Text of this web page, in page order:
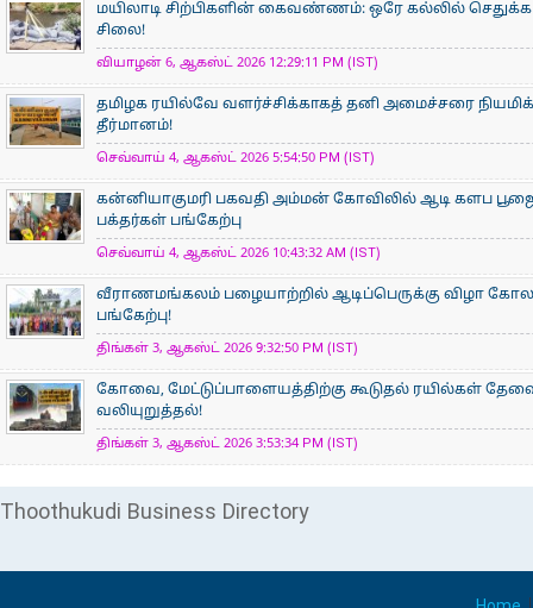
மயிலாடி சிற்பிகளின் கைவண்ணம்: ஒரே கல்லில்
சிலை!
வியாழன் 6, ஆகஸ்ட் 2026 12:29:11 PM (IST)
தமிழக ரயில்வே வளர்ச்சிக்காகத் தனி அமைச்சரை
தீர்மானம்!
செவ்வாய் 4, ஆகஸ்ட் 2026 5:54:50 PM (IST)
கன்னியாகுமரி பகவதி அம்மன் கோவிலில் ஆடி களப
பக்தர்கள் பங்கேற்பு
செவ்வாய் 4, ஆகஸ்ட் 2026 10:43:32 AM (IST)
வீராணமங்கலம் பழையாற்றில் ஆடிப்பெருக்கு விழா
பங்கேற்பு!
திங்கள் 3, ஆகஸ்ட் 2026 9:32:50 PM (IST)
கோவை, மேட்டுப்பாளையத்திற்கு கூடுதல் ரயில்கள்
வலியுறுத்தல்!
திங்கள் 3, ஆகஸ்ட் 2026 3:53:34 PM (IST)
Thoothukudi Business Directory